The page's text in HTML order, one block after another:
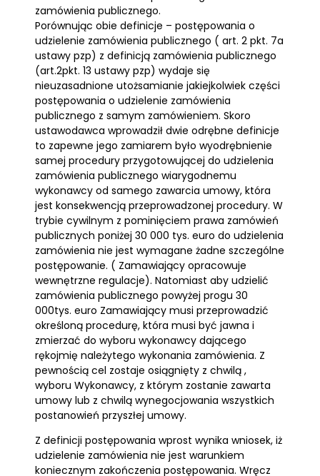
zamówienia publicznego.
Porównując obie definicje – postępowania o
udzielenie zamówienia publicznego ( art. 2 pkt. 7a
ustawy pzp) z definicją zamówienia publicznego
(art.2pkt. 13 ustawy pzp) wydaje się
nieuzasadnione utożsamianie jakiejkolwiek części
postępowania o udzielenie zamówienia
publicznego z samym zamówieniem. Skoro
ustawodawca wprowadził dwie odrębne definicje
to zapewne jego zamiarem było wyodrębnienie
samej procedury przygotowującej do udzielenia
zamówienia publicznego wiarygodnemu
wykonawcy od samego zawarcia umowy, która
jest konsekwencją przeprowadzonej procedury. W
trybie cywilnym z pominięciem prawa zamówień
publicznych poniżej 30 000 tys. euro do udzielenia
zamówienia nie jest wymagane żadne szczególne
postępowanie. ( Zamawiający opracowuje
wewnętrzne regulacje). Natomiast aby udzielić
zamówienia publicznego powyżej progu 30
000tys. euro Zamawiający musi przeprowadzić
określoną procedurę, która musi być jawna i
zmierzać do wyboru wykonawcy dającego
rękojmię należytego wykonania zamówienia. Z
pewnością cel zostaje osiągnięty z chwilą ,
wyboru Wykonawcy, z którym zostanie zawarta
umowy lub z chwilą wynegocjowania wszystkich
postanowień przyszłej umowy.
Z definicji postępowania wprost wynika wniosek, iż
udzielenie zamówienia nie jest warunkiem
koniecznym zakończenia postępowania. Wręcz